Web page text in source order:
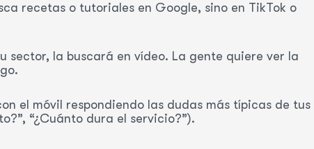
recetas o tutoriales en Google, sino en TikTok o
sector, la buscará en vídeo. La gente quiere ver la
el móvil respondiendo las dudas más típicas de tus
“¿Cuánto dura el servicio?”).